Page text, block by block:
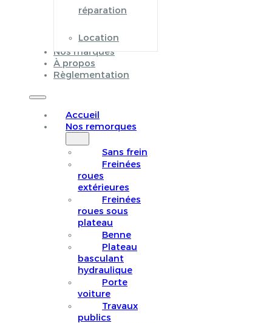
réparation
Location
Nos marques
À propos
Règlementation
Accueil
Nos remorques
Sans frein
Freinées
roues
extérieures
Freinées
roues sous
plateau
Benne
Plateau
basculant
hydraulique
Porte
voiture
Travaux
publics